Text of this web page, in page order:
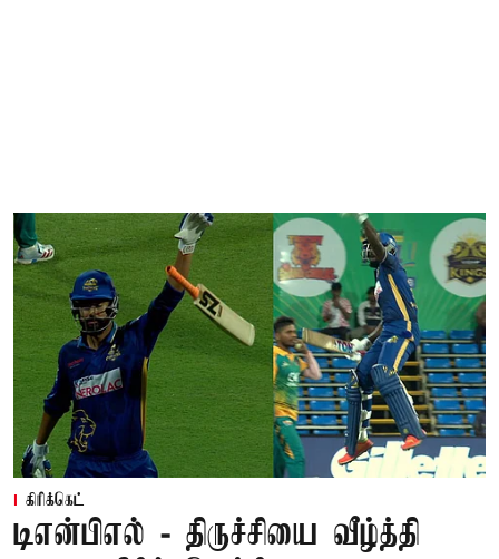
கிரிக்கெட்
டிஎன்பிஎல் - திருச்சியை வீழ்த்தி